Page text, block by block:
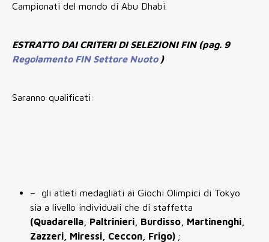
Campionati del mondo di Abu Dhabi.
ESTRATTO DAI CRITERI DI SELEZIONI FIN (pag. 9
Regolamento FIN Settore Nuoto )
Saranno qualificati:
– gli atleti medagliati ai Giochi Olimpici di Tokyo
sia a livello individuali che di staffetta
(Quadarella, Paltrinieri, Burdisso, Martinenghi,
Zazzeri, Miressi, Ceccon, Frigo) ;